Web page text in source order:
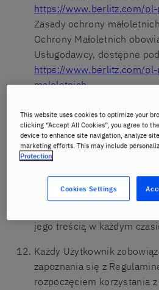
https://www.berlitz.com/
Zasady ochrony
Ochrony Małoletnich
Usługodawcy, dostępne
https://www.berlitz.com/
maloletnich.
Regulamin jest
adresem:https://
pl/regulamin-uslug.
Usługodawca udostępnia
zawarciem umowy, a na
sposób umożliwiający jego
jego treścią w każdym
Każdy Użytkownik
zapoznania się z
rozpoczęciem korzystania z
This website uses cookies to optimize your
clicking “Accept All Cookies”, you agree to
device to enhance site navigation, analyze
marketing efforts. This may include
Protection
Cookies Settings